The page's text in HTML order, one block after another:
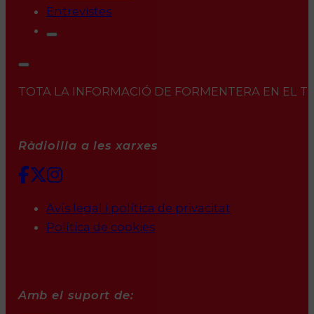
Entrevistes
TOTA LA INFORMACIÓ DE FORMENTERA EN EL
Ràdioilla a les xarxes
Avís legal i política de privacitat
Política de cookies
Amb el suport de: